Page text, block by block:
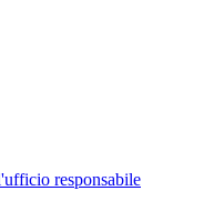
responsabile